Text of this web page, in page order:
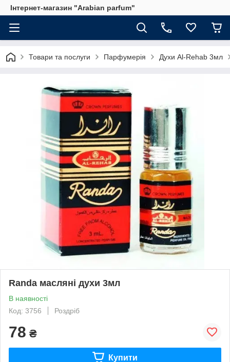
Інтернет-магазин "Arabian parfum"
Товари та послуги Парфумерія Духи Al-Rehab 3мл
Randa масляні духи 3мл
В наявності
Код: 3756
Роздріб
78 ₴
Купити